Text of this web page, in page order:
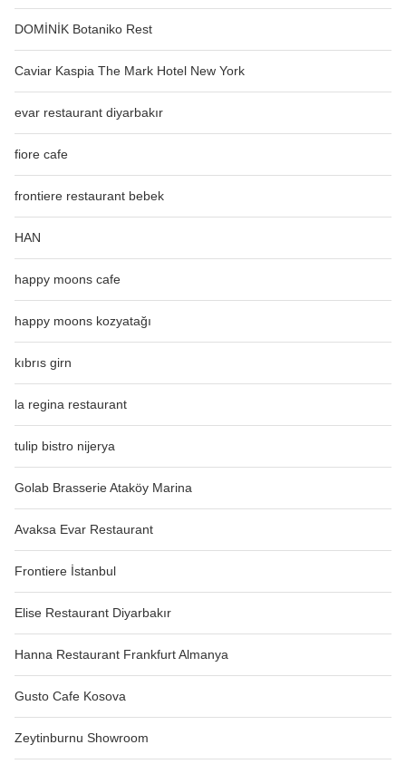
DOMİNİK Botaniko Rest
Caviar Kaspia The Mark Hotel New York
evar restaurant diyarbakır
fiore cafe
frontiere restaurant bebek
HAN
happy moons cafe
happy moons kozyatağı
kıbrıs girn
la regina restaurant
tulip bistro nijerya
Golab Brasserie Ataköy Marina
Avaksa Evar Restaurant
Frontiere İstanbul
Elise Restaurant Diyarbakır
Hanna Restaurant Frankfurt Almanya
Gusto Cafe Kosova
Zeytinburnu Showroom